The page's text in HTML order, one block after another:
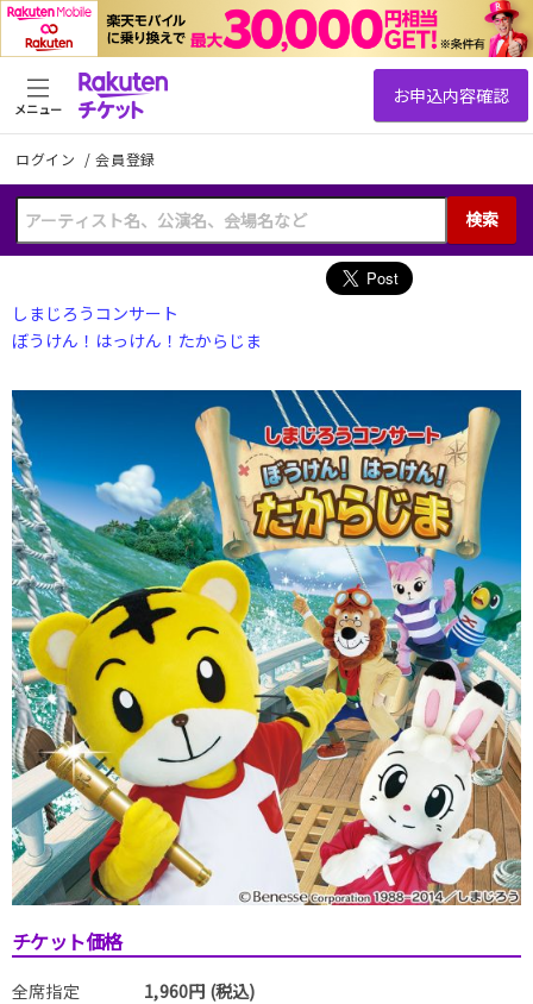
ログイン /会員登録
検索
メニュー
しまじろうコンサート
ぼうけん！はっけん！たからじま
チケット価格
全席指定 1,960円 (税込)